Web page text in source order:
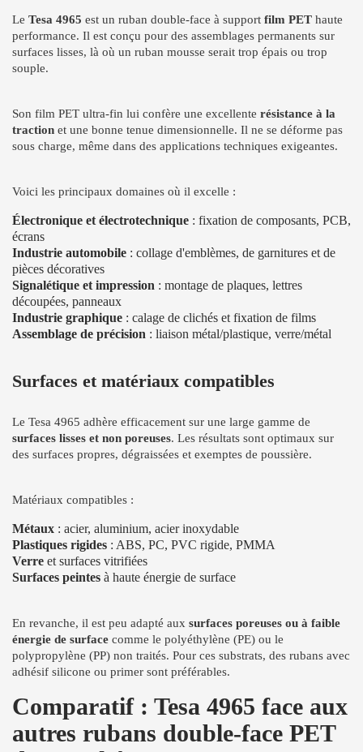
Le Tesa 4965 est un ruban double-face à support film PET haute
performance. Il est conçu pour des assemblages permanents sur
surfaces lisses, là où un ruban mousse serait trop épais ou trop
souple.
Son film PET ultra-fin lui confère une excellente résistance à la
traction et une bonne tenue dimensionnelle. Il ne se déforme pas
sous charge, même dans des applications techniques exigeantes.
Voici les principaux domaines où il excelle :
Électronique et électrotechnique : fixation de composants, PCB,
écrans
Industrie automobile : collage d'emblèmes, de garnitures et de
pièces décoratives
Signalétique et impression : montage de plaques, lettres
découpées, panneaux
Industrie graphique : calage de clichés et fixation de films
Assemblage de précision : liaison métal/plastique, verre/métal
Surfaces et matériaux compatibles
Le Tesa 4965 adhère efficacement sur une large gamme de
surfaces lisses et non poreuses. Les résultats sont optimaux sur
des surfaces propres, dégraissées et exemptes de poussière.
Matériaux compatibles :
Métaux : acier, aluminium, acier inoxydable
Plastiques rigides : ABS, PC, PVC rigide, PMMA
Verre et surfaces vitrifiées
Surfaces peintes à haute énergie de surface
En revanche, il est peu adapté aux surfaces poreuses ou à faible
énergie de surface comme le polyéthylène (PE) ou le
polypropylène (PP) non traités. Pour ces substrats, des rubans avec
adhésif silicone ou primer sont préférables.
Comparatif : Tesa 4965 face aux
autres rubans double-face PET